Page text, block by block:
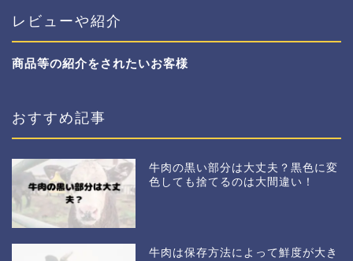
レビューや紹介
商品等の紹介をされたいお客様
おすすめ記事
牛肉の黒い部分は大丈夫？黒色に変
色しても捨てるのは大間違い！
牛肉は保存方法によって鮮度が大き